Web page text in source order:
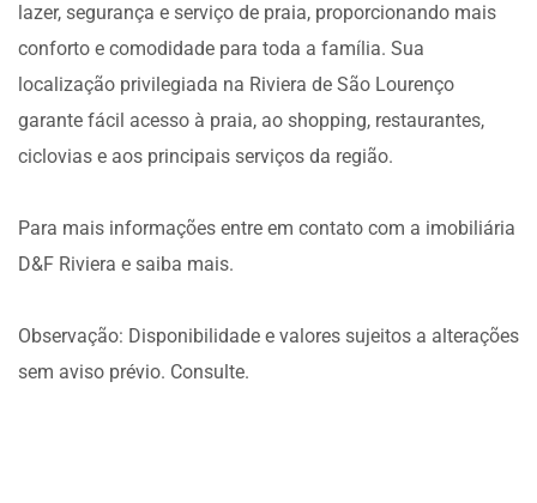
lazer, segurança e serviço de praia, proporcionando mais
conforto e comodidade para toda a família. Sua
localização privilegiada na Riviera de São Lourenço
garante fácil acesso à praia, ao shopping, restaurantes,
ciclovias e aos principais serviços da região.
Para mais informações entre em contato com a imobiliária
D&F Riviera e saiba mais.
Observação: Disponibilidade e valores sujeitos a alterações
sem aviso prévio. Consulte.